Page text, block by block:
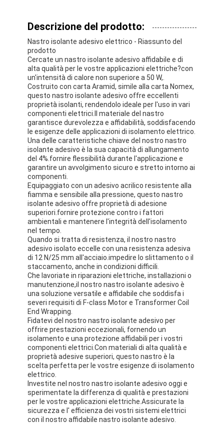
Casa
Prodotti
Descrizione del prodotto:
Nastro isolante adesivo elettrico - Riassunto del
prodotto
Cercate un nastro isolante adesivo affidabile e di
alta qualità per le vostre applicazioni elettriche?con
un'intensità di calore non superiore a 50 W,.
Costruito con carta Aramid, simile alla carta Nomex,
questo nastro isolante adesivo offre eccellenti
proprietà isolanti, rendendolo ideale per l'uso in vari
componenti elettrici.Il materiale del nastro
garantisce durevolezza e affidabilità, soddisfacendo
le esigenze delle applicazioni di isolamento elettrico.
Una delle caratteristiche chiave del nostro nastro
isolante adesivo è la sua capacità di allungamento
del 4%.fornire flessibilità durante l'applicazione e
garantire un avvolgimento sicuro e stretto intorno ai
componenti.
Equipaggiato con un adesivo acrilico resistente alla
fiamma e sensibile alla pressione, questo nastro
isolante adesivo offre proprietà di adesione
superiori.fornire protezione contro i fattori
ambientali e mantenere l'integrità dell'isolamento
nel tempo.
Quando si tratta di resistenza, il nostro nastro
adesivo isolato eccelle con una resistenza adesiva
di 12 N/25 mm all'acciaio.impedire lo slittamento o il
staccamento, anche in condizioni difficili.
Che lavoriate in riparazioni elettriche, installazioni o
manutenzione,il nostro nastro isolante adesivo è
una soluzione versatile e affidabile che soddisfa i
severi requisiti di F-class Motor e Transformer Coil
End Wrapping.
Fidatevi del nostro nastro isolante adesivo per
offrire prestazioni eccezionali, fornendo un
isolamento e una protezione affidabili per i vostri
componenti elettrici.Con materiali di alta qualità e
proprietà adesive superiori, questo nastro è la
scelta perfetta per le vostre esigenze di isolamento
elettrico.
Investite nel nostro nastro isolante adesivo oggi e
sperimentate la differenza di qualità e prestazioni
per le vostre applicazioni elettriche.Assicurate la
sicurezza e l' efficienza dei vostri sistemi elettrici
con il nostro affidabile nastro isolante adesivo.